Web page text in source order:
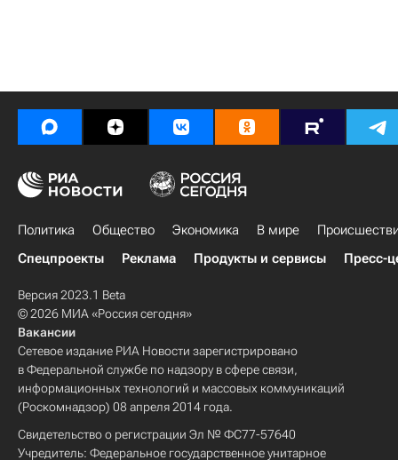
Политика Общество Экономика В мире
Спецпроекты
Реклама Продукты и сервисы Пресс-
Версия 2023.1 Beta
© 2026 МИА «Россия сегодня»
Вакансии
Сетевое издание РИА Новости зарегистрировано
в Федеральной службе по надзору в сфере связи,
информационных технологий и массовых коммуникаций
(Роскомнадзор) 08 апреля 2014 года.
Свидетельство о регистрации Эл № ФС77-57640
Учредитель: Федеральное государственное унитарное